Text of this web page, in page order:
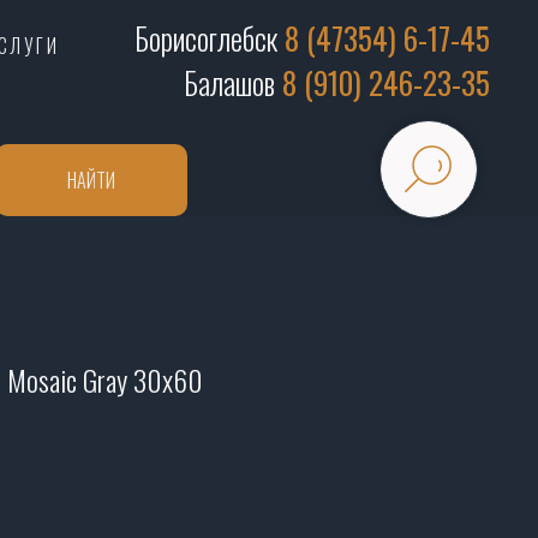
Борисоглебск8 (47354) 6-17-45
Балашов 8 (910) 246-23-35
НАЙТИ
Mosaic Gray 30х60